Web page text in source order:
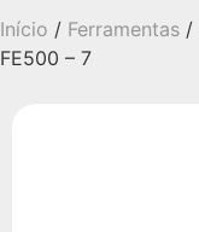
Início / Ferramentas /
FE500 – 7